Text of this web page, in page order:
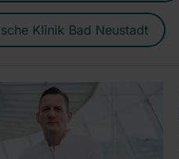
Klinik Bad Neustadt